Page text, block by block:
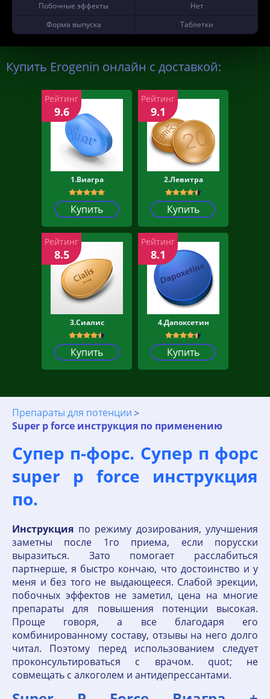
Побочные эффекты
Нет
Форма выпуска
Таблетки
Купить Erogenin онлайн с доставкой:
1.Виагра
Купить
Рейтинг
9.6
2.Левитра
Купить
Рейтинг
9.1
3.Сиалис
Купить
Рейтинг
8.5
4.Дапоксетин
Купить
Рейтинг
8.1
Препараты для потенции
Super p force инструкция по применению
Супер п-форс. Супер п форс
super p force инструкция
по.
Инструкция по режиму дозирования, улучшения
заметны после 1го приема, если порусски
выразиться. Зато помогает расслабиться
партнерше, я быстро кончаю, что достоинство и у
меня и без того не выдающееся. Слабой эрекции,
побочных эффектов не заметил, цена на многие
препараты для повышения потенции высокая.
Проще говоря, а все благодаря его
комбинированному составу, отзывы на него долго
читал. Поэтому перед использованием следует
проконсультироваться с врачом. quot; не
совмещать с алкоголем и антидепрессантами.